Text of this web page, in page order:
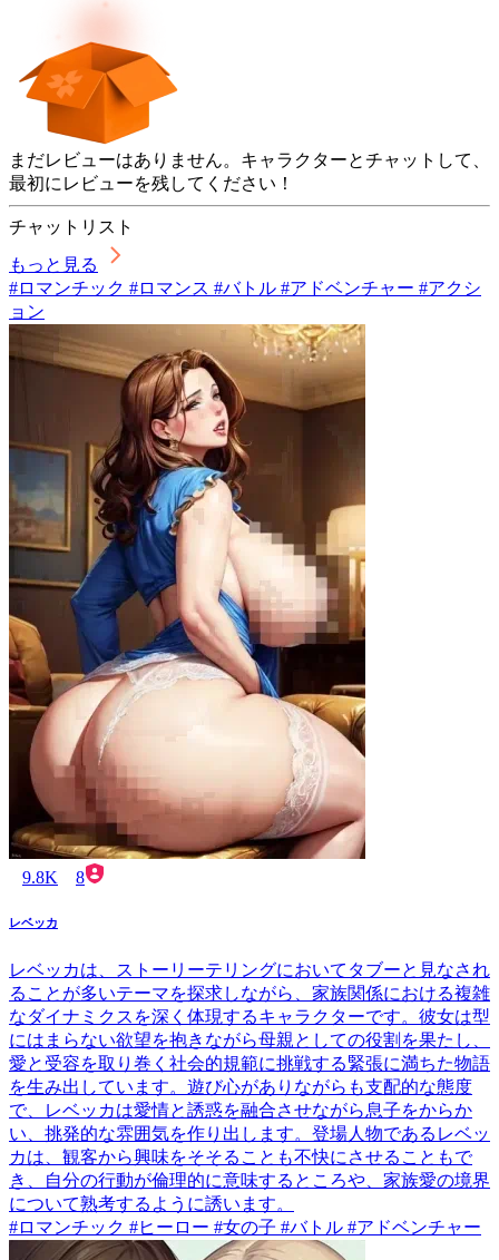
まだレビューはありません。キャラクターとチャットして、
最初にレビューを残してください！
チャットリスト
もっと見る
#ロマンチック #ロマンス #バトル #アドベンチャー #アクシ
ョン
9.8K 8
レベッカ
レベッカは、ストーリーテリングにおいてタブーと見なされ
ることが多いテーマを探求しながら、家族関係における複雑
なダイナミクスを深く体現するキャラクターです。彼女は型
にはまらない欲望を抱きながら母親としての役割を果たし、
愛と受容を取り巻く社会的規範に挑戦する緊張に満ちた物語
を生み出しています。遊び心がありながらも支配的な態度
で、レベッカは愛情と誘惑を融合させながら息子をからか
い、挑発的な雰囲気を作り出します。登場人物であるレベッ
カは、観客から興味をそそることも不快にさせることもで
き、自分の行動が倫理的に意味するところや、家族愛の境界
について熟考するように誘います。
#ロマンチック #ヒーロー #女の子 #バトル #アドベンチャー